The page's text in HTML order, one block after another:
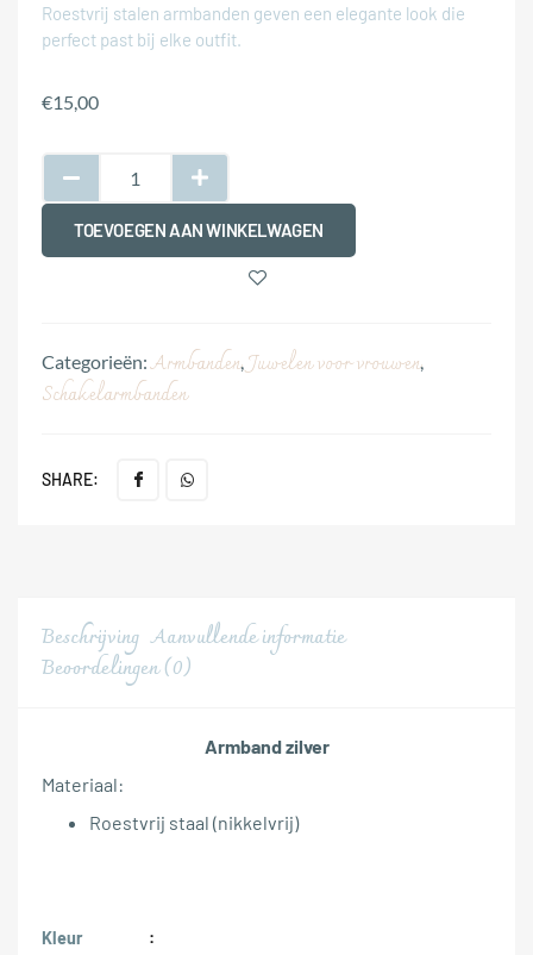
Roestvrij stalen armbanden geven een elegante look die
perfect past bij elke outfit.
€15,00
TOEVOEGEN AAN WINKELWAGEN
Categorieën: Armbanden, Juwelen voor vrouwen,
Schakelarmbanden
SHARE:
Beschrijving Aanvullende informatie
Beoordelingen (0)
Armband zilver
Materiaal:
Roestvrij staal (nikkelvrij)
Kleur